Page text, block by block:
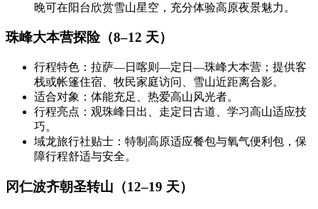
晚可在阳台欣赏雪山星空，充分体验高原夜景魅力。
珠峰大本营探险（8–12 天）
行程特色：拉萨—日喀则—定日—珠峰大本营；提供客
栈或帐篷住宿、牧民家庭访问、雪山近距离合影。
适合对象：体能充足、热爱高山风光者。
行程亮点：观珠峰日出、走定日古道、学习高山适应技
巧。
域龙旅行社贴士：特制高原适应餐包与氧气便利包，保
障行程舒适与安全。
冈仁波齐朝圣转山（12–19 天）